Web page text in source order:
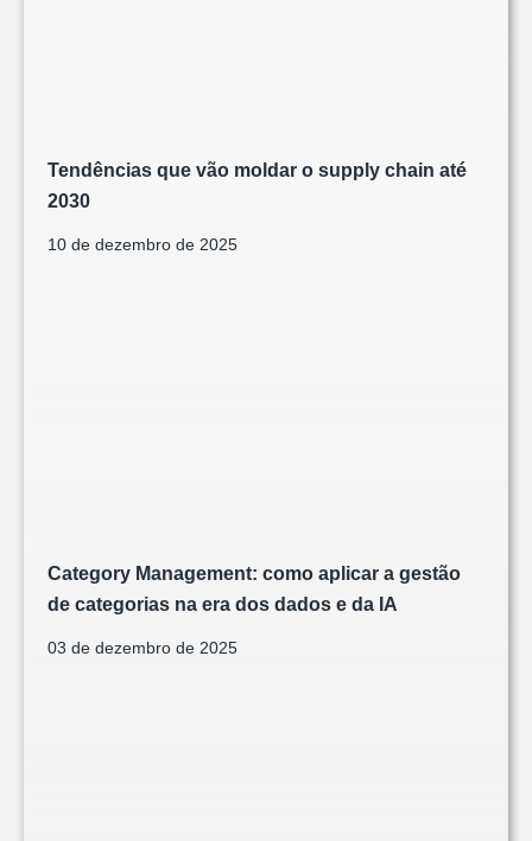
Tendências que vão moldar o supply chain até
2030
10 de dezembro de 2025
Category Management: como aplicar a gestão
de categorias na era dos dados e da IA
03 de dezembro de 2025